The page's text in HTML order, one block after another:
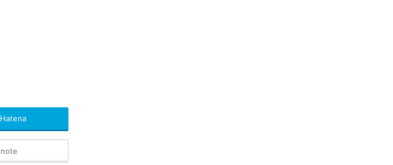
Hatena
note